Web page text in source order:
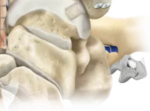
e punho
Cirurgia cardiotorácicaColuna vertebral